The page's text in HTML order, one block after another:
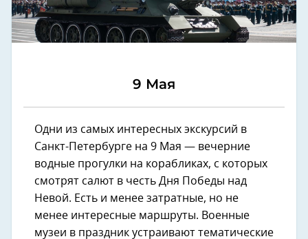
9 Мая
Одни из самых интересных экскурсий в
Санкт-Петербурге на 9 Мая — вечерние
водные прогулки на корабликах, с которых
смотрят салют в честь Дня Победы над
Невой. Есть и менее затратные, но не
менее интересные маршруты. Военные
музеи в праздник устраивают тематические